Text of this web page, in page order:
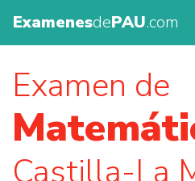
ExamenesdePAU.com
Examen de
Castilla-La